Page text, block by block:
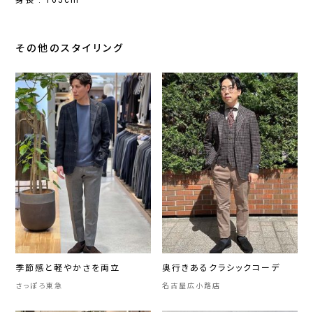
その他のスタイリング
季節感と軽やかさを両立
さっぽろ東急
奥行きあるクラシックコーデ
名古屋広小路店